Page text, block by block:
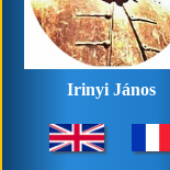
Irinyi János